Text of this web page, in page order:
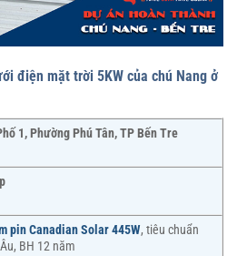
điện mặt trời 5KW của chú Nang ở
1, Phường Phú Tân, TP Bến Tre
pin Canadian Solar 445W, tiêu chuẩn
BH 12 năm